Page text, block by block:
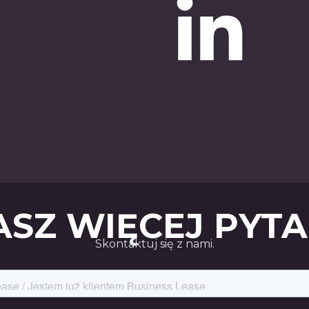
WIĘCEJ
Skontaktuj się z nami.